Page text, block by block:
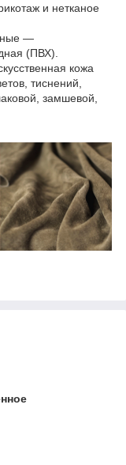
и нетканое
—
(ПВХ).
кожа
тиснений,
замшевой,